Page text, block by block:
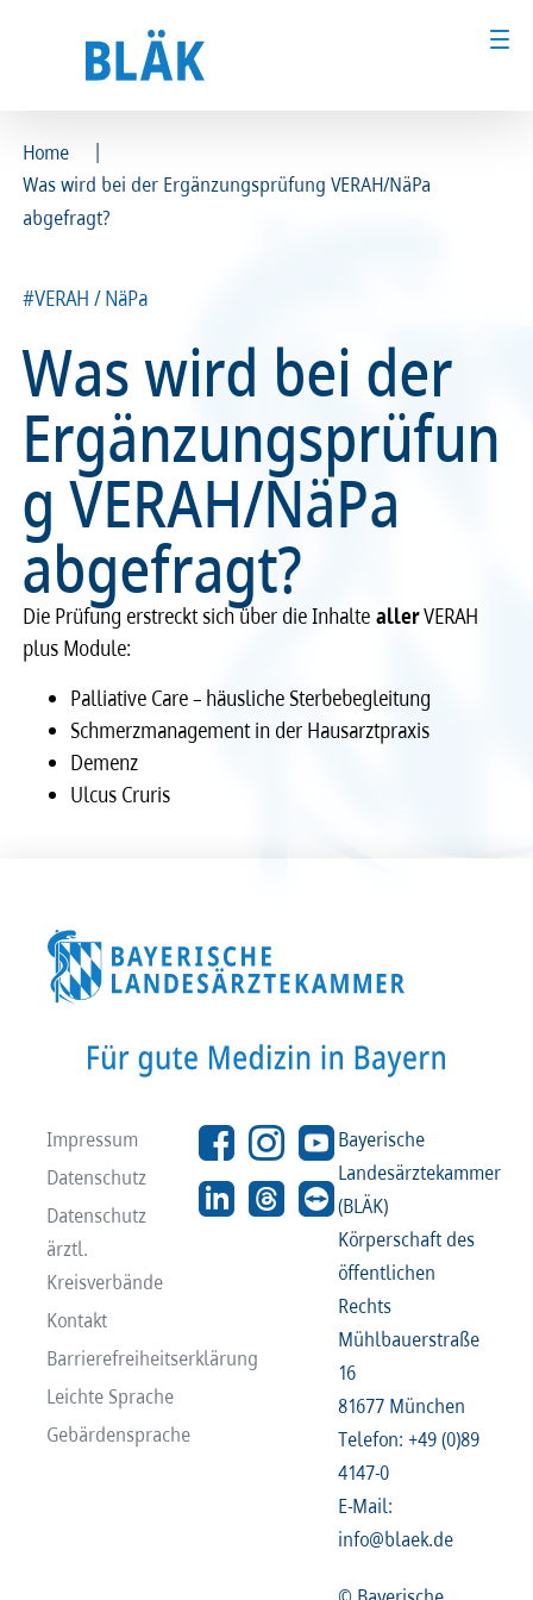
Ärztinnen und Ärzte
Kammer & Politik
Presse
Karriere
Recht
Service & Kontakt
meineBLÄK
Ärztinnen und Ärzte
Kammer & Politik
Presse
Karriere
Recht
Service & Kontakt
meineBLÄK
Home
|
Was wird bei der Ergänzungsprüfung VERAH/NäPa
abgefragt?
#VERAH / NäPa
Was wird bei der
Ergänzungsprüfun
g VERAH/NäPa
abgefragt?
Die Prüfung erstreckt sich über die Inhalte allerVERAH
plus Module:
Pallia­tive Care – häus­li­che Ster­be­be­glei­tung
Schmerz­ma­na­ge­ment in der Haus­a­rzt­pra­xis
Demenz
Ulcus Cruris
Impressum
Datenschutz
Datenschutz
ärztl.
Kreisverbände
Kontakt
Barrierefreiheitserklärung
Leichte Sprache
Gebärdensprache
Bayerische
Landesärztekammer
(BLÄK)
Körperschaft des
öffentlichen
Rechts
Mühlbauerstraße
16
81677 München
Telefon: +49 (0)89
4147-0
E-Mail:
info@blaek.de